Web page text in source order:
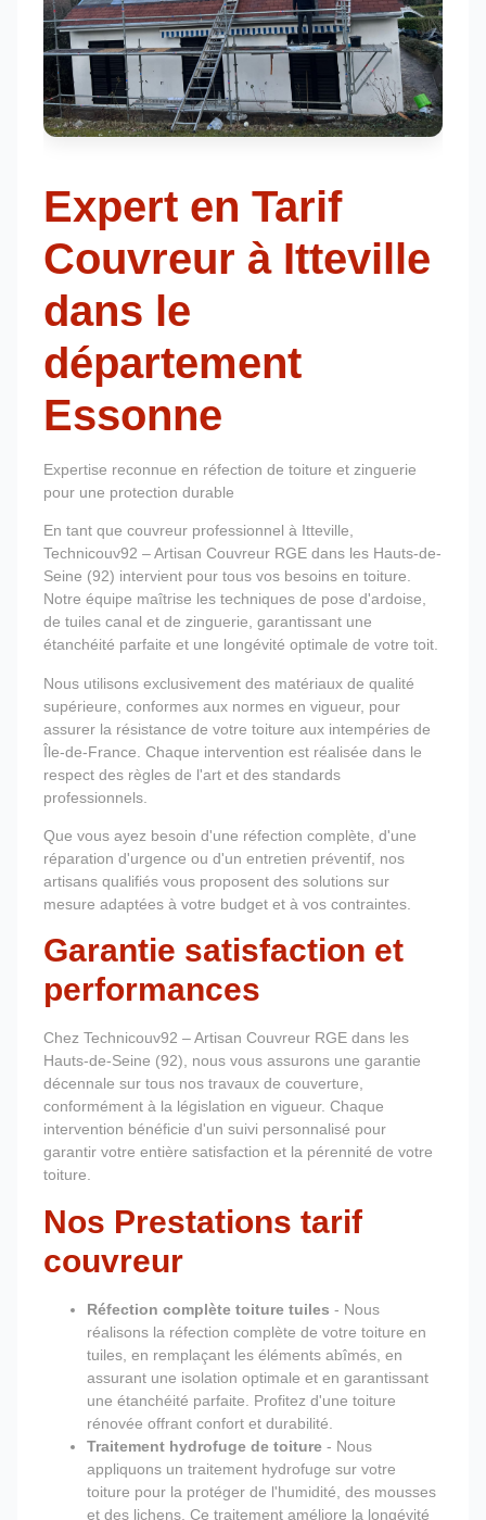
Expert en Tarif
Couvreur à Itteville
dans le
département
Essonne
Expertise reconnue en réfection de toiture et zinguerie
pour une protection durable
En tant que couvreur professionnel à Itteville,
Technicouv92 – Artisan Couvreur RGE dans les Hauts-de-
Seine (92) intervient pour tous vos besoins en toiture.
Notre équipe maîtrise les techniques de pose d'ardoise,
de tuiles canal et de zinguerie, garantissant une
étanchéité parfaite et une longévité optimale de votre toit.
Nous utilisons exclusivement des matériaux de qualité
supérieure, conformes aux normes en vigueur, pour
assurer la résistance de votre toiture aux intempéries de
Île-de-France. Chaque intervention est réalisée dans le
respect des règles de l'art et des standards
professionnels.
Que vous ayez besoin d'une réfection complète, d'une
réparation d'urgence ou d'un entretien préventif, nos
artisans qualifiés vous proposent des solutions sur
mesure adaptées à votre budget et à vos contraintes.
Garantie satisfaction et
performances
Chez Technicouv92 – Artisan Couvreur RGE dans les
Hauts-de-Seine (92), nous vous assurons une garantie
décennale sur tous nos travaux de couverture,
conformément à la législation en vigueur. Chaque
intervention bénéficie d'un suivi personnalisé pour
garantir votre entière satisfaction et la pérennité de votre
toiture.
Nos Prestations tarif
couvreur
Réfection complète toiture tuiles - Nous
réalisons la réfection complète de votre toiture en
tuiles, en remplaçant les éléments abîmés, en
assurant une isolation optimale et en garantissant
une étanchéité parfaite. Profitez d'une toiture
rénovée offrant confort et durabilité.
Traitement hydrofuge de toiture - Nous
appliquons un traitement hydrofuge sur votre
toiture pour la protéger de l'humidité, des mousses
et des lichens. Ce traitement améliore la longévité